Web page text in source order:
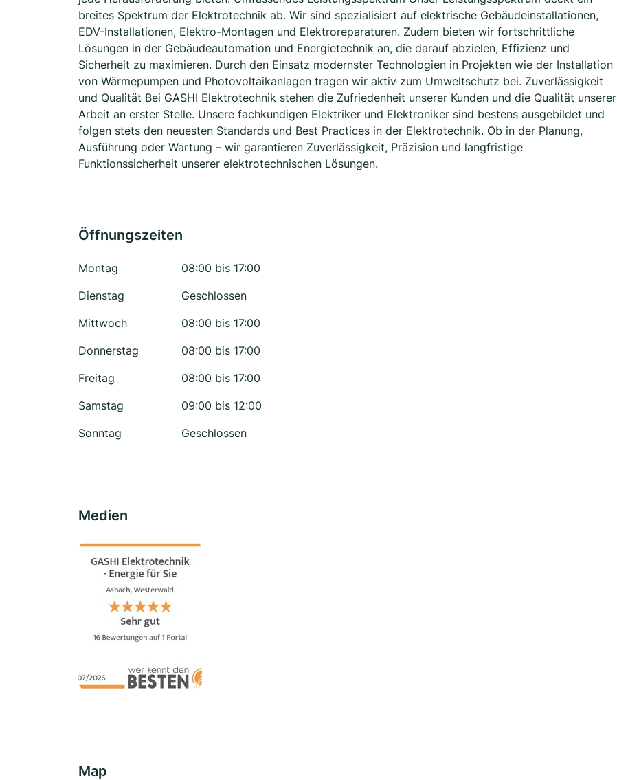
breites Spektrum der Elektrotechnik ab. Wir sind spezialisiert auf elektrische Gebäudeinstallationen,
EDV-Installationen, Elektro-Montagen und Elektroreparaturen. Zudem bieten wir fortschrittliche
Lösungen in der Gebäudeautomation und Energietechnik an, die darauf abzielen, Effizienz und
Sicherheit zu maximieren. Durch den Einsatz modernster Technologien in Projekten wie der Installation
von Wärmepumpen und Photovoltaikanlagen tragen wir aktiv zum Umweltschutz bei. Zuverlässigkeit
und Qualität Bei GASHI Elektrotechnik stehen die Zufriedenheit unserer Kunden und die Qualität unserer
Arbeit an erster Stelle. Unsere fachkundigen Elektriker und Elektroniker sind bestens ausgebildet und
folgen stets den neuesten Standards und Best Practices in der Elektrotechnik. Ob in der Planung,
Ausführung oder Wartung – wir garantieren Zuverlässigkeit, Präzision und langfristige
Funktionssicherheit unserer elektrotechnischen Lösungen.
Öffnungszeiten
Montag
08:00 bis 17:00
Dienstag
Geschlossen
Mittwoch
08:00 bis 17:00
Donnerstag
08:00 bis 17:00
Freitag
08:00 bis 17:00
Samstag
09:00 bis 12:00
Sonntag
Geschlossen
Medien
Map